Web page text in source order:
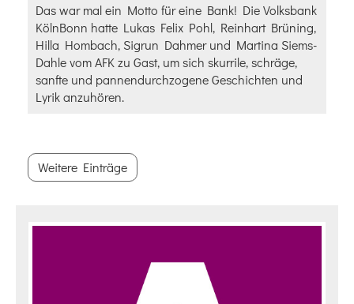
Das war mal ein Motto für eine Bank! Die Volksbank
KölnBonn hatte Lukas Felix Pohl, Reinhart Brüning,
Hilla Hombach, Sigrun Dahmer und Martina Siems-
Dahle vom AFK zu Gast, um sich skurrile, schräge,
sanfte und pannendurchzogene Geschichten und
Lyrik anzuhören.
Weitere Einträge